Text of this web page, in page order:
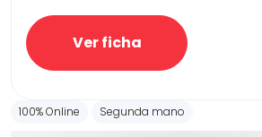
Ver ficha
100% Online Segunda mano